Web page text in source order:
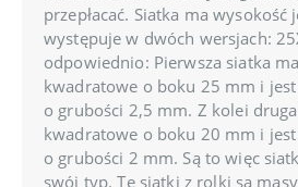
przepłacać. Siatka ma wysokość
występuje w dwóch wersjach:
odpowiednio: Pierwsza siatka
kwadratowe o boku 25 mm i
o grubości 2,5 mm. Z kolei
kwadratowe o boku 20 mm i
o grubości 2 mm. Są to więc
swój typ. Te siatki z rolki są